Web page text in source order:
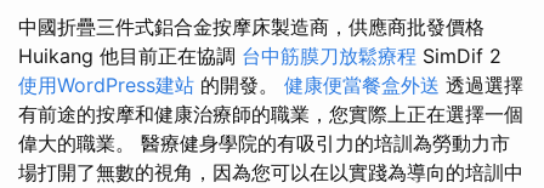
中國折疊三件式鋁合金按摩床製造商，供應商批發價格
Huikang 他目前正在協調 台中筋膜刀放鬆療程 SimDif 2
使用WordPress建站 的開發。 健康便當餐盒外送 透過選擇
有前途的按摩和健康治療師的職業，您實際上正在選擇一個
偉大的職業。 醫療健身學院的有吸引力的培訓為勞動力市
場打開了無數的視角，因為您可以在以實踐為導向的培訓中